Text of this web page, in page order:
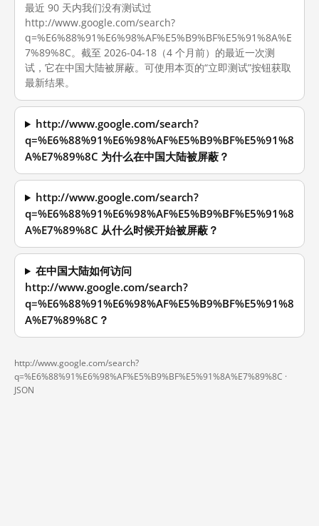
最近 90 天内我们没有测试过
http://www.google.com/search?
q=%E6%88%91%E6%98%AF%E5%B9%BF%E5%91%8A%E
7%89%8C。截至 2026-04-18（4 个月前）的最近一次测
试，它在中国大陆被屏蔽。可使用本页的“立即测试”按钮获取
最新结果。
http://www.google.com/search?
q=%E6%88%91%E6%98%AF%E5%B9%BF%E5%91%8
A%E7%89%8C 为什么在中国大陆被屏蔽？
http://www.google.com/search?
q=%E6%88%91%E6%98%AF%E5%B9%BF%E5%91%8
A%E7%89%8C 从什么时候开始被屏蔽？
在中国大陆如何访问
http://www.google.com/search?
q=%E6%88%91%E6%98%AF%E5%B9%BF%E5%91%8
A%E7%89%8C？
http://www.google.com/search?
q=%E6%88%91%E6%98%AF%E5%B9%BF%E5%91%8A%E7%89%8C ·
JSON